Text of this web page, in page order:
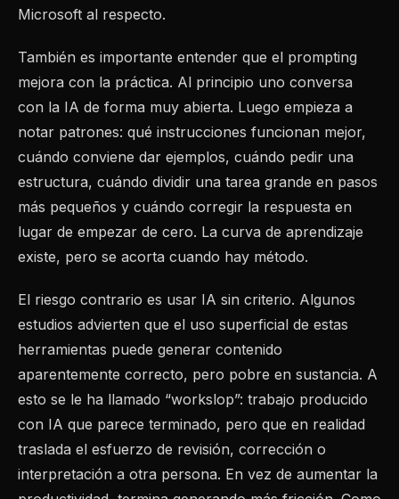
Microsoft al respecto.
También es importante entender que el prompting
mejora con la práctica. Al principio uno conversa
con la IA de forma muy abierta. Luego empieza a
notar patrones: qué instrucciones funcionan mejor,
cuándo conviene dar ejemplos, cuándo pedir una
estructura, cuándo dividir una tarea grande en pasos
más pequeños y cuándo corregir la respuesta en
lugar de empezar de cero. La curva de aprendizaje
existe, pero se acorta cuando hay método.
El riesgo contrario es usar IA sin criterio. Algunos
estudios advierten que el uso superficial de estas
herramientas puede generar contenido
aparentemente correcto, pero pobre en sustancia. A
esto se le ha llamado “workslop”: trabajo producido
con IA que parece terminado, pero que en realidad
traslada el esfuerzo de revisión, corrección o
interpretación a otra persona. En vez de aumentar la